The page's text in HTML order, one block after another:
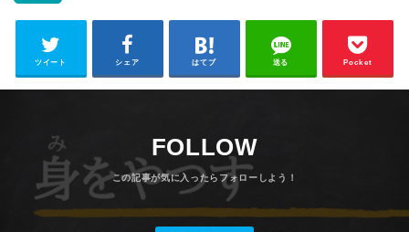
ツイート シェア はてブ 送る Pocket
FOLLOW